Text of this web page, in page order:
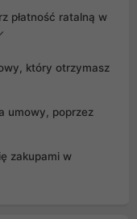
płatność ratalną w
który otrzymasz
umowy, poprzez
zakupami w